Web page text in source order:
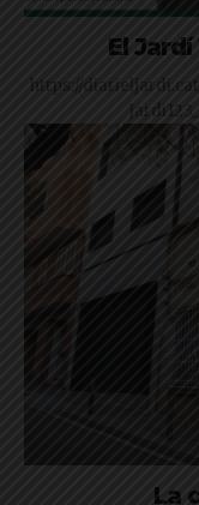
El
https://
La